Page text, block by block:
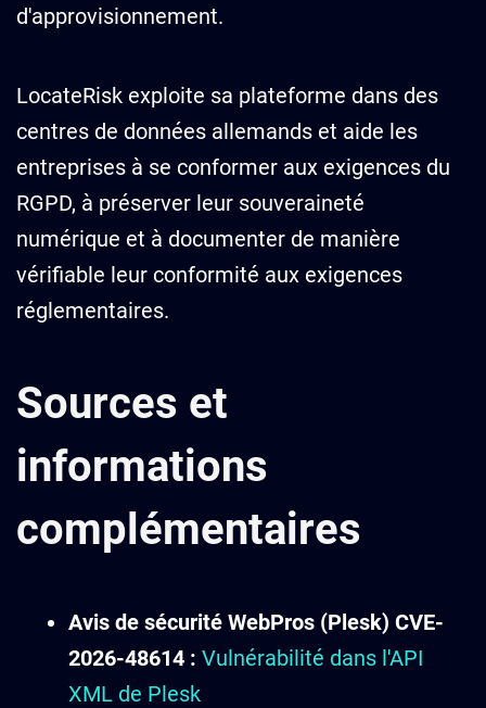
d'approvisionnement.
LocateRisk exploite sa plateforme dans des
centres de données allemands et aide les
entreprises à se conformer aux exigences du
RGPD, à préserver leur souveraineté
numérique et à documenter de manière
vérifiable leur conformité aux exigences
réglementaires.
Sources et
informations
complémentaires
Avis de sécurité WebPros (Plesk) CVE-
2026-48614 : Vulnérabilité dans l'API
XML de Plesk